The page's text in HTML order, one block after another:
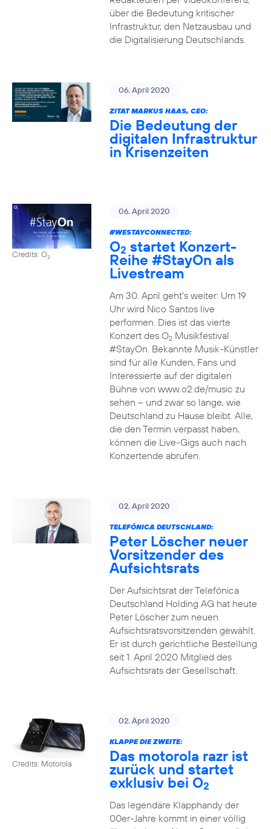
über die Bedeutung kritischer
Infrastruktur, den Netzausbau und
die Digitalisierung Deutschlands.
06. April 2020
ZITAT MARKUS HAAS, CEO:
Die Bedeutung der
digitalen Infrastruktur
in Krisenzeiten
Credits: O2
06. April 2020
#WESTAYCONNECTED:
O2 startet Konzert-
Reihe #StayOn als
Livestream
Am 30. April geht’s weiter: Um 19
Uhr wird Nico Santos live
performen. Dies ist das vierte
Konzert des O2Musikfestival
#StayOn. Bekannte Musik-Künstler
sind für alle Kunden, Fans und
Interessierte auf der digitalen
Bühne von www.o2.de/music zu
sehen – und zwar so lange, wie
Deutschland zu Hause bleibt. Alle,
die den Termin verpasst haben,
können die Live-Gigs auch nach
Konzertende abrufen.
02. April 2020
TELEFÓNICA DEUTSCHLAND:
Peter Löscher neuer
Vorsitzender des
Aufsichtsrats
Der Aufsichtsrat der Telefónica
Deutschland Holding AG hat heute
Peter Löscher zum neuen
Aufsichtsratsvorsitzenden gewählt.
Er ist durch gerichtliche Bestellung
seit 1. April 2020 Mitglied des
Aufsichtsrats der Gesellschaft.
Credits: Motorola
02. April 2020
KLAPPE DIE ZWEITE:
Das motorola razr ist
zurück und startet
exklusiv bei O2
Das legendäre Klapphandy der
00er-Jahre kommt in einer völlig